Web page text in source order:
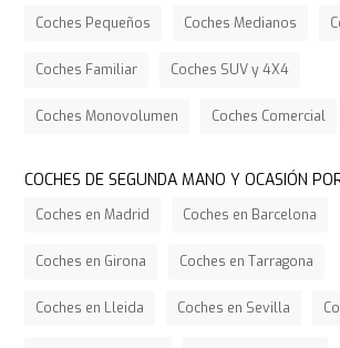
Coches Pequeños Coches Medianos
Coches Familiar Coches SUV y 4X4
Coches Monovolumen Coches Comercial
COCHES DE SEGUNDA MANO Y OCASIÓN
Coches en Madrid Coches en Barcelona
Coches en Girona Coches en Tarragona
Coches en Lleida Coches en Sevilla